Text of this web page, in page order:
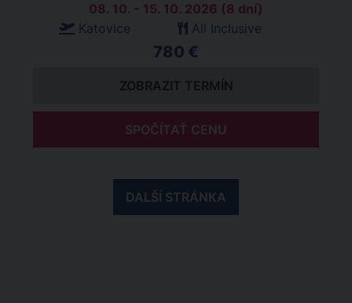
08. 10. - 15. 10. 2026 (8 dní)
Katovice
All Inclusive
780 €
ZOBRAZIT TERMÍN
SPOČÍTAŤ CENU
DALŠÍ STRÁNKA